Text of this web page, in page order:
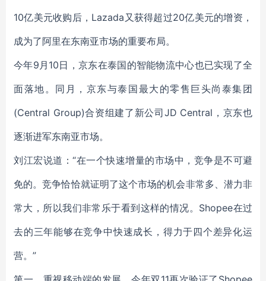
10亿美元收购后，Lazada又获得超过20亿美元的增资，
成为了阿里在东南亚市场的重要布局。
今年9月10日，京东在泰国的智能物流中心也已实现了全
面落地。同月，京东与泰国最大的零售巨头尚泰集团
(Central Group)合资组建了新公司JD Central，京东也
逐渐进军东南亚市场。
刘江宏说道：“在一个快速增量的市场中，竞争是不可避
免的。竞争恰恰就证明了这个市场的机会非常多、潜力非
常大，所以我们非常乐于看到这样的情况。Shopee在过
去的三年能够在竞争中快速成长，得力于四个差异化运
营。”